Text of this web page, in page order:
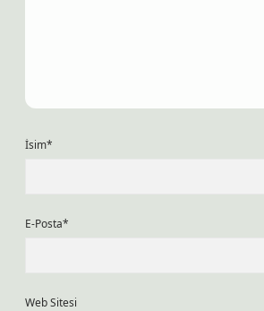
İsim*
E-Posta*
Web Sitesi